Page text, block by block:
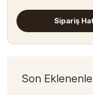
Sipariş
Son